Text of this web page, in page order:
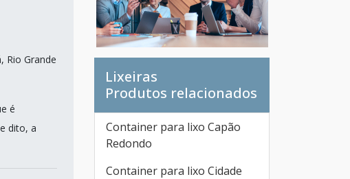
Rio Grande
é
dito, a
Lixeiras
Produtos relacionados
Container para lixo Capão
Redondo
Container para lixo Cidade